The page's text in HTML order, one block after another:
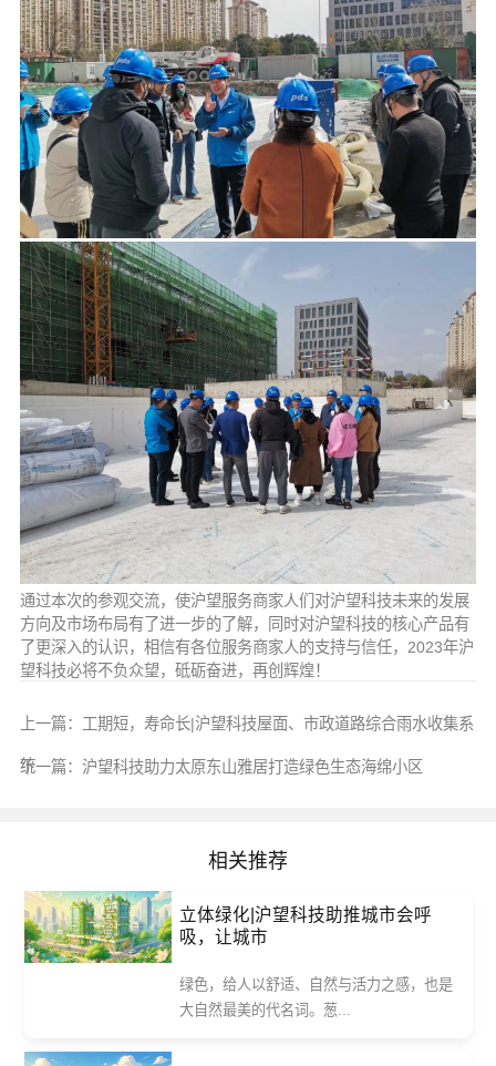
通过本次的参观交流，使沪望服务商家人们对沪望科技未来的发展
方向及市场布局有了进一步的了解，同时对沪望科技的核心产品有
了更深入的认识，相信有各位服务商家人的支持与信任，2023年沪
望科技必将不负众望，砥砺奋进，再创辉煌！
上一篇： 工期短，寿命长|沪望科技屋面、市政道路综合雨水收集系
统
下一篇： 沪望科技助力太原东山雅居打造绿色生态海绵小区
相关推荐
立体绿化|沪望科技助推城市会呼
吸，让城市
绿色，给人以舒适、自然与活力之感，也是
大自然最美的代名词。葱...